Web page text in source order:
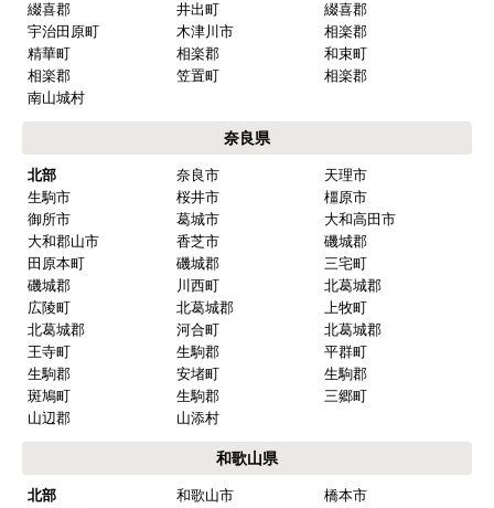
綴喜郡
井出町
綴喜郡
宇治田原町
木津川市
相楽郡
精華町
相楽郡
和束町
相楽郡
笠置町
相楽郡
南山城村
奈良県
北部 奈良市
天理市
生駒市
桜井市
橿原市
御所市
葛城市
大和高田市
大和郡山市
香芝市
磯城郡
田原本町
磯城郡
三宅町
磯城郡
川西町
北葛城郡
広陵町
北葛城郡
上牧町
北葛城郡
河合町
北葛城郡
王寺町
生駒郡
平群町
生駒郡
安堵町
生駒郡
斑鳩町
生駒郡
三郷町
山辺郡
山添村
和歌山県
北部 和歌山市
橋本市